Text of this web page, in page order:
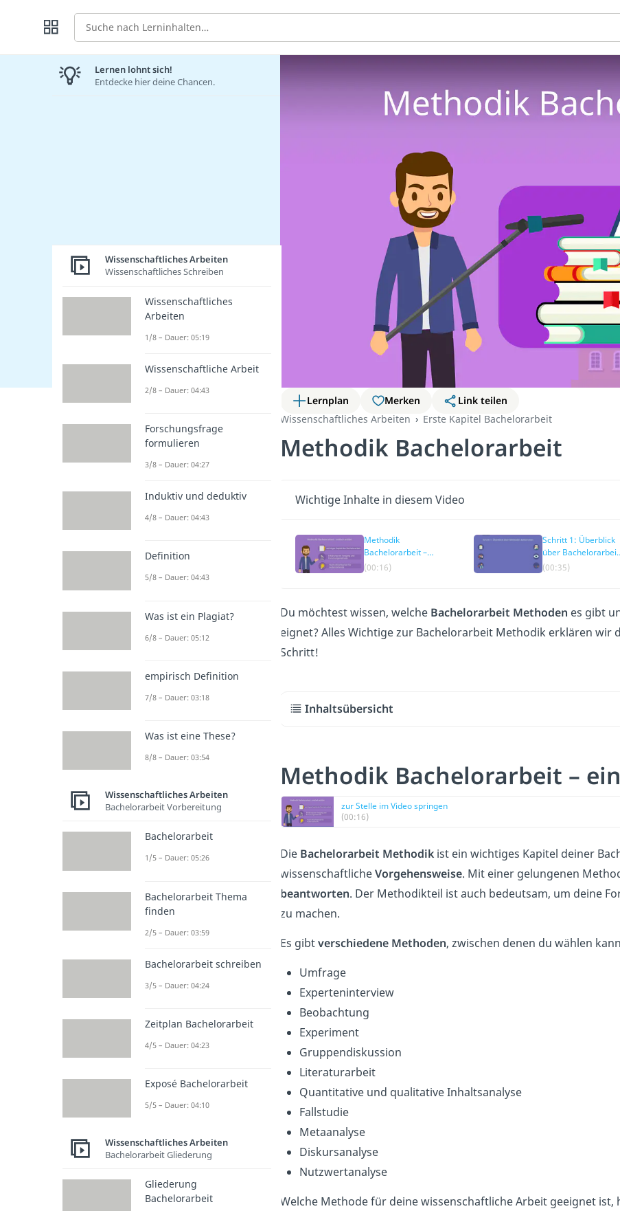
Suche
Lernplan Merken
Link teilen
Wissenschaftliches Arbeiten
Erste Kapitel Bachelorarbeit
Methodik Bachelorarbeit
Wichtige Inhalte in diesem Video
Methodik
Bachelorarbeit –
einfach erklärt
(00:16)
Schritt 1: Überblick
über Bachelorarbeit
Methoden
(00:35)
Du möchtest wissen, welche Bachelorarbeit Methoden es gibt
eignet? Alles Wichtige zur Bachelorarbeit Methodik erklären wir
Schritt!
Inhaltsübersicht
Methodik Bachelorarbeit –
zur Stelle im Video springen
(00:16)
Die Bachelorarbeit Methodik ist ein wichtiges Kapitel deiner
wissenschaftlicheVorgehensweise. Mit einer gelungenen
beantworten. Der Methodikteil ist auch bedeutsam, um deine
zu machen.
Es gibtverschiedene Methoden, zwischen denen du wählen
Umfrage
Experteninterview
Beobachtung
Experiment
Gruppendiskussion
Literaturarbeit
Quantitative und qualitative Inhaltsanalyse
Fallstudie
Metaanalyse
Diskursanalyse
Nutzwertanalyse
Welche Methode für deine wissenschaftliche Arbeit geeignet
Lernen lohnt sich!
Entdecke hier deine Chancen.
Wissenschaftliches Arbeiten
Wissenschaftliches Schreiben
Wissenschaftliches
Arbeiten
1/8 – Dauer: 05:19
Wissenschaftliche Arbeit
2/8 – Dauer: 04:43
Forschungsfrage
formulieren
3/8 – Dauer: 04:27
Induktiv und deduktiv
4/8 – Dauer: 04:43
Definition
5/8 – Dauer: 04:43
Was ist ein Plagiat?
6/8 – Dauer: 05:12
empirisch Definition
7/8 – Dauer: 03:18
Was ist eine These?
8/8 – Dauer: 03:54
Wissenschaftliches Arbeiten
Bachelorarbeit Vorbereitung
Bachelorarbeit
1/5 – Dauer: 05:26
Bachelorarbeit Thema
finden
2/5 – Dauer: 03:59
Bachelorarbeit schreiben
3/5 – Dauer: 04:24
Zeitplan Bachelorarbeit
4/5 – Dauer: 04:23
Exposé Bachelorarbeit
5/5 – Dauer: 04:10
Wissenschaftliches Arbeiten
Bachelorarbeit Gliederung
Gliederung
Bachelorarbeit